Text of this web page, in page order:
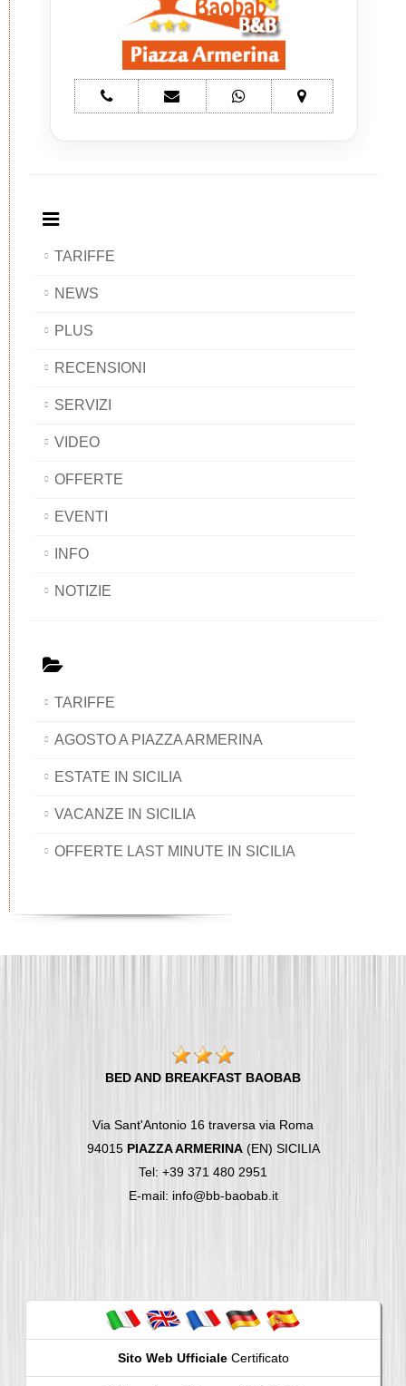
telefono
Bed
e-
mail
whatsapp
Bed
mappa
Bed
TARIFFE
NEWS
PLUS
RECENSIONI
SERVIZI
VIDEO
OFFERTE
EVENTI
INFO
NOTIZIE
TARIFFE
AGOSTO A PIAZZA ARMERINA
ESTATE IN SICILIA
VACANZE IN SICILIA
OFFERTE LAST MINUTE IN SICILIA
BED AND BREAKFAST BAOBAB
Via Sant'Antonio 16 traversa via Roma
94015 PIAZZA ARMERINA(EN) SICILIA
Tel: +39 371 480 2951
E-mail: info@bb-baobab.it
Sito Web UfficialeCertificato